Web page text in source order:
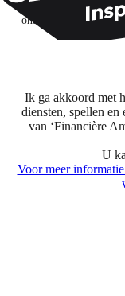
Ik abonneer me om
ontdekken op basis
Ik ga akkoord met
diensten, spellen
van ‘Financière
U
Voor meer